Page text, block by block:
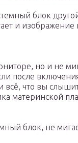
блок
и изображение
но и не
после
всё, что вы
материнской
блок, не